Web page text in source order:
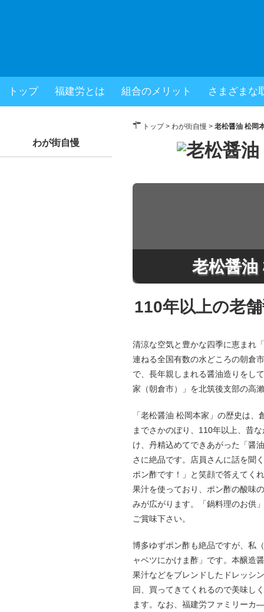
トップ 福建労とは 組合のメリット さまざまな
トップ> わが街自慢 > 老松醤油 松岡
老松醤油
110年以上の老
清涼な空気と豊かな四季に恵まれ
連ねる全国有数の水どころの朝倉
で、長年親しまれる醤油造りをし
家（朝倉市）」を北筑後支部の高
「老松醤油 松岡本家」の歴史は
までさかのぼり、110年以上、昔
け、丹精込めてできあがった「醤
さに絶品です。店員さんに話を聞
ポン酢です！」と笑顔で答えてく
果汁を使っており、ポン酢の酸味
みが広がります。「鍋料理のお供
ご賞味下さい。
博多ゆずポン酢も絶品ですが、私
ャベツにかけま酢」です。本醸造
果汁などをブレンドしたドレッシ
回、買ってきてくれるので美味し
ます。なお、福建労ファミリーカ
わが街自慢